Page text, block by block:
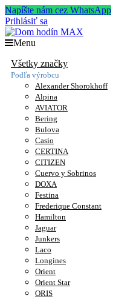
Napíšte nám cez WhatsApp
Prihlásiť sa
Menu
Všetky značky
Podľa výrobcu
Alexander Shorokhoff
Alpina
AVIATOR
Bering
Bulova
Casio
CERTINA
CITIZEN
Cuervo y Sobrinos
DOXA
Festina
Frederique Constant
Hamilton
Jaguar
Junkers
Laco
Longines
Orient
Orient Star
ORIS